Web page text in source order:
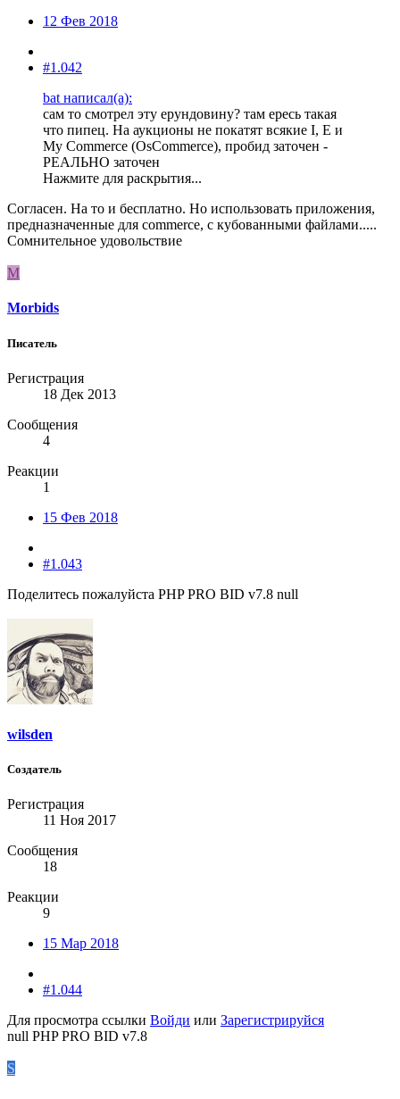
12 Фев 2018
#1.042
bat написал(а):
сам то смотрел эту ерундовину? там ересь такая
что пипец. На аукционы не покатят всякие I, E и
My Commerce (OsCommerce), пробид заточен -
РЕАЛЬНО заточен
Нажмите для раскрытия...
Согласен. На то и бесплатно. Но использовать приложения,
предназначенные для commerce, с кубованными файлами.....
Сомнительное удовольствие
M
Morbids
Писатель
Регистрация
18 Дек 2013
Сообщения
4
Реакции
1
15 Фев 2018
#1.043
Поделитесь пожалуйста PHP PRO BID v7.8 null
wilsden
Создатель
Регистрация
11 Ноя 2017
Сообщения
18
Реакции
9
15 Мар 2018
#1.044
Для просмотра ссылки Войди или Зарегистрируйся
null PHP PRO BID v7.8
S